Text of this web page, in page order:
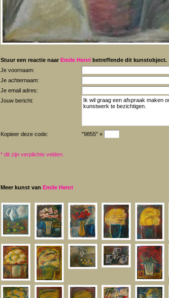
Stuur een reactie naar Emile Henri betreffende dit kunstobject.
Je voornaam:
Je achternaam:
Je email adres:
Jouw bericht:
Kopieer deze code:
"9855" »
* dit zijn verplichte velden.
Meer kunst van Emile Henri